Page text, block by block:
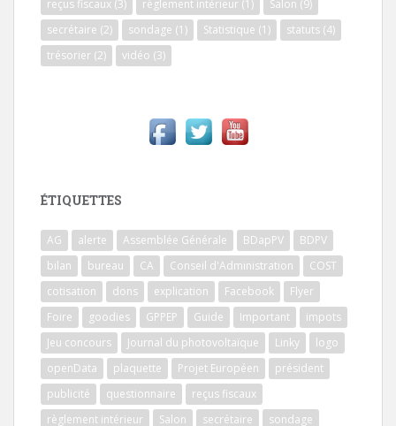
reçus fiscaux (3) règlement intérieur (1) Salon (9)
secrétaire (2) sondage (1) Statistique (1) statuts (4)
trésorier (2) vidéo (3)
ÉTIQUETTES
AG alerte Assemblée Générale BDapPV
BDPV
bilan
bureau CA Conseil d'Administration
COST
cotisation
dons explication Facebook
Flyer
Foire
goodies GPPEP Guide Important
impots
Jeu concours
Journal du photovoltaïque Linky
logo
openData
plaquette Projet Européen
président
publicité
questionnaire
reçus fiscaux
règlement intérieur
Salon secrétaire sondage